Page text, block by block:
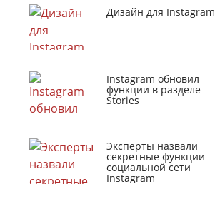
Дизайн для Instagram
Instagram обновил
функции в разделе
Stories
Эксперты назвали
секретные функции
социальной сети
Instagram